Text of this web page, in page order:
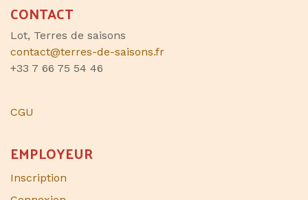
CONTACT
Lot, Terres de saisons
contact@terres-de-saisons.fr
+33 7 66 75 54 46
CGU
EMPLOYEUR
Inscription